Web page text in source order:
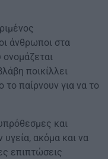
άνθρωποι στα
ονομάζεται
ποικίλλει
παίρνουν για να το
και
ακόμα και να
επιπτώσεις